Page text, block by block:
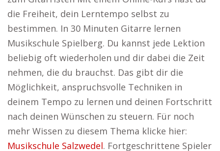
die Freiheit, dein Lerntempo selbst zu
bestimmen. In 30 Minuten Gitarre lernen
Musikschule Spielberg. Du kannst jede Lektion
beliebig oft wiederholen und dir dabei die Zeit
nehmen, die du brauchst. Das gibt dir die
Möglichkeit, anspruchsvolle Techniken in
deinem Tempo zu lernen und deinen Fortschritt
nach deinen Wünschen zu steuern. Für noch
mehr Wissen zu diesem Thema klicke hier:
Musikschule Salzwedel. Fortgeschrittene Spieler